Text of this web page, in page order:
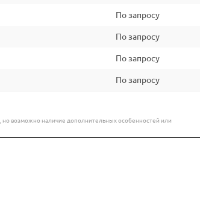
По запросу
По запросу
По запросу
По запросу
но возможно наличие дополнительных особенностей или